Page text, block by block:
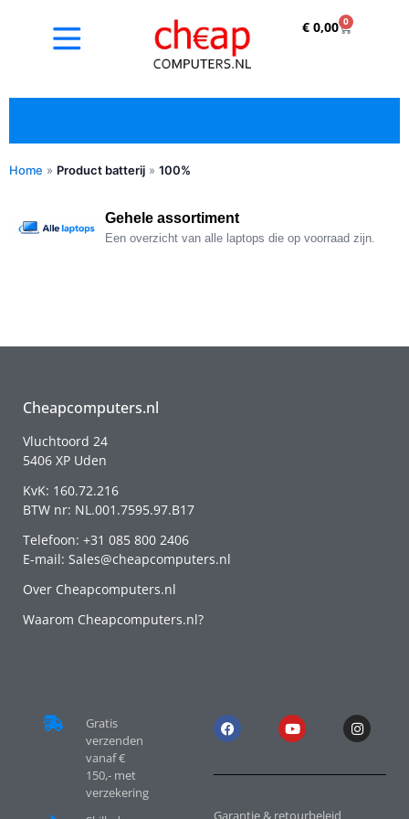
€0,00 0
✓ Refurbished kopen met duidelijke 5-sterren
Home » Product batterij » 100%
Gehele assortiment
Een overzicht van alle laptops die op voorraad zijn.
Cheapcomputers.nl
Vluchtoord 24
5406 XP Uden
KvK: 160.72.216
BTW nr: NL.001.7595.97.B17
Telefoon: +31 085 800 2406
E-mail: Sales@cheapcomputers.nl
Over Cheapcomputers.nl
Waarom Cheapcomputers.nl?
Gratis
verzenden
vanaf €
150,- met
verzekering
Garantie & retourbeleid